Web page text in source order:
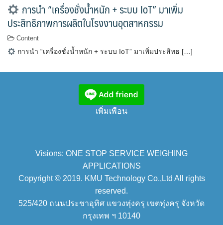
การนำ “เครื่องชั่งน้ำหนัก + ระบบ IoT” มาเพิ่ม
ประสิทธิภาพการผลิตในโรงงานอุตสาหกรรม
Content
การนำ “เครื่องชั่งน้ำหนัก + ระบบ IoT” มาเพิ่มประสิทธ […]
เพิ่มเพือน
Visions: ONE STOP SERVICE WEIGHING
APPLICATIONS
Copyright © 2019. KMU Technology Co.,Ltd All rights
reserved.
525/420 ถนนประชาอุทิศ แขวงทุ่งครุ เขตทุ่งครุ จังหวัด
กรุงเทพ ฯ 10140